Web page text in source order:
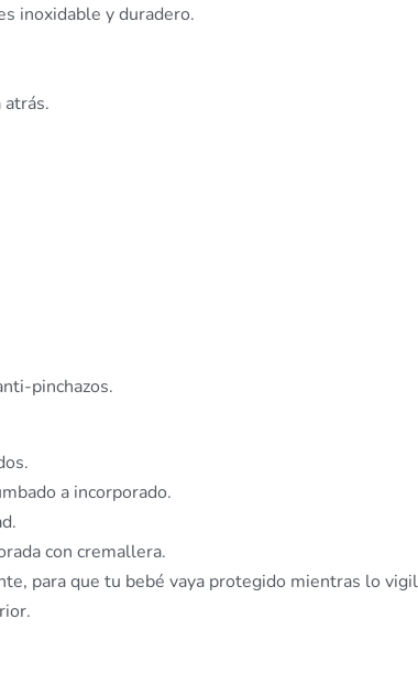
inoxidable y duradero.
atrás.
pinchazos.
a incorporado.
con cremallera.
para que tu bebé vaya protegido mientras lo